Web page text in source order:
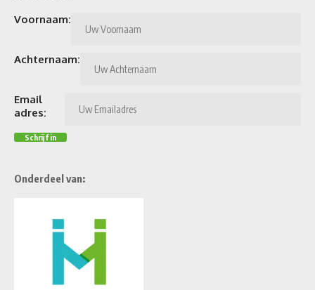
Voornaam:
Achternaam:
Email
adres:
Onderdeel van: